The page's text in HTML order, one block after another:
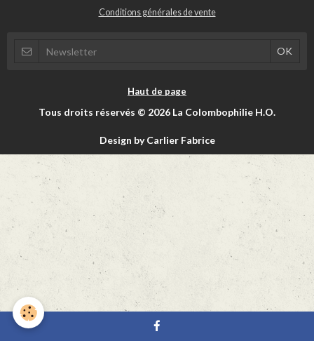
Conditions générales de vente
Haut de page
Tous droits réservés © 2026 La Colombophilie H.O.
Design by Carlier Fabrice